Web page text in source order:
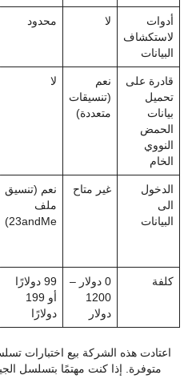
أدوات
لاستكشاف
البيانات
لا محدود
قادرة على
تحميل
بيانات
الحمض
النووي
الخام
نعم
(تنسيقات
متعددة)
لا
الدخول
الى
البيانات
غير متاح
نعم (تنسيق
ملف
23andMe)
كلفة
0 دولار –
1200
دولار
99 دولارًا
أو 199
دولارًا
اعتادت هذه الشركة بيع اختبارات
متوفرة. إذا كنت مهتمًا بتسلسل